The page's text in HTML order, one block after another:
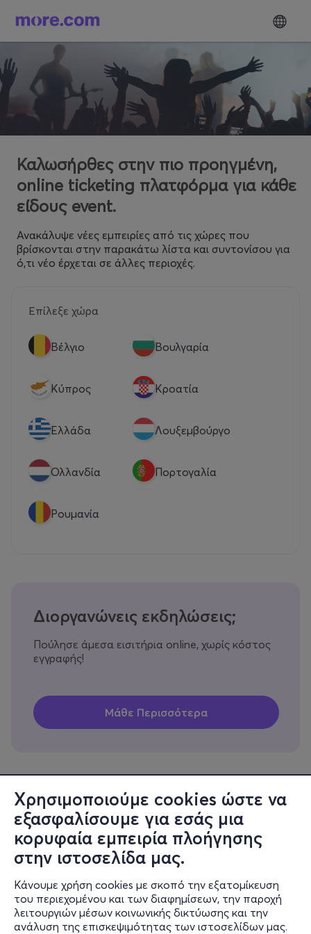
Χρησιμοποιούμε cookies ώστε να
εξασφαλίσουμε για εσάς μια
κορυφαία εμπειρία πλοήγησης
στην ιστοσελίδα μας.
Κάνουμε χρήση cookies με σκοπό την εξατομίκευση
του περιεχομένου και των διαφημίσεων, την παροχή
λειτουργιών μέσων κοινωνικής δικτύωσης και την
ανάλυση της επισκεψιμότητας των ιστοσελίδων μας.
Καλωσήρθες στην πιο προηγμένη,
online ticketing πλατφόρμα για κάθε
είδους event.
Ανακάλυψε νέες εμπειρίες από τις χώρες που
βρίσκονται στην παρακάτω λίστα και συντονίσου για
ό,τι νέο έρχεται σε άλλες περιοχές.
Επίλεξε χώρα
Βέλγιο Βουλγαρία
Κύπρος Κροατία
Eλλάδα Λουξεμβούργο
Ολλανδία Πορτογαλία
Ρουμανία
Διοργανώνεις εκδηλώσεις;
Πούλησε άμεσα εισιτήρια online, χωρίς κόστος
εγγραφής!
Πληροφορίες
Υποστήριξη
Stay Connected